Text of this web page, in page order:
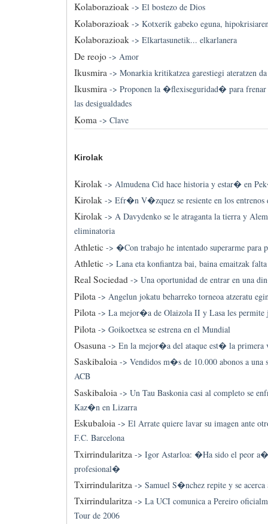
Kolaborazioak-> El bostezo de Dios
Kolaborazioak -> Kotxerik gabeko eguna,
Kolaborazioak-> Elkartasunetik... elkarlanera
De reojo-> Amor
Ikusmira-> Monarkia kritikatzea garestiegi ateratzen da
Ikusmira-> Proponen la �flexiseguridad� para frenar
las desigualdades
Koma -> Clave
Kirolak
Kirolak -> Almudena Cid hace historia y estar� en
Kirolak-> Efr�n V�zquez se resiente en los
Kirolak-> A Davydenko se le atraganta la tierra y
eliminatoria
Athletic -> �Con trabajo he intentado superarme
Athletic -> Lana eta konfiantza bai, baina emaitzak
Real Sociedad-> Una oportunidad de entrar en una
Pilota-> Angelun jokatu beharreko torneoa atzeratu
Pilota-> La mejor�a de Olaizola II y Lasa les permite
Pilota -> Goikoetxea se estrena en el Mundial
Osasuna-> En la mejor�a del ataque est� la primera
Saskibaloia-> Vendidos m�s de 10.000 abonos a una
ACB
Saskibaloia -> Un Tau Baskonia casi al completo se
Kaz�n en Lizarra
Eskubaloia-> El Arrate quiere lavar su imagen ante
F.C. Barcelona
Txirrindularitza -> Igor Astarloa: �Ha sido el peor
profesional�
Txirrindularitza-> Samuel S�nchez repite y se
Txirrindularitza-> La UCI comunica a Pereiro
Tour de 2006